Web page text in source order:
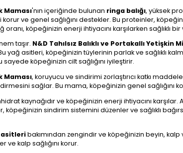
Maması'nın içeriğinde bulunan ringa balığı, yüksek
ve genel sağlığını destekler. Bu proteinler,
köpeğinizin enerji ihtiyacını karşılarken sağlıklı bir
taşır. N&D Tahılsız Balıklı ve Portakallı Yetişkin
yağ asitleri, köpeğinizin tüylerinin parlak ve sağlıklı
köpeğinizin cilt sağlığını iyileştirir.
Maması, koruyucu ve sindirimi zorlaştırıcı katkı
sağlar. Bu mama, köpeğinizin genel sağlığını
kaynağıdır ve köpeğinizin enerji ihtiyacını
köpeğinizin sindirim sistemini düzenler ve sağlıklı
asitleribakımından zengindir ve köpeğinizin beyin, kalp
ve kalp sağlığını korur.